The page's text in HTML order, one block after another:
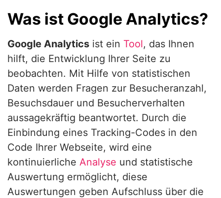
Was ist Google Analytics?
Google Analytics ist ein Tool, das Ihnen
hilft, die Entwicklung Ihrer Seite zu
beobachten. Mit Hilfe von statistischen
Daten werden Fragen zur Besucheranzahl,
Besuchsdauer und Besucherverhalten
aussagekräftig beantwortet. Durch die
Einbindung eines Tracking-Codes in den
Code Ihrer Webseite, wird eine
kontinuierliche Analyse und statistische
Auswertung ermöglicht, diese
Auswertungen geben Aufschluss über die